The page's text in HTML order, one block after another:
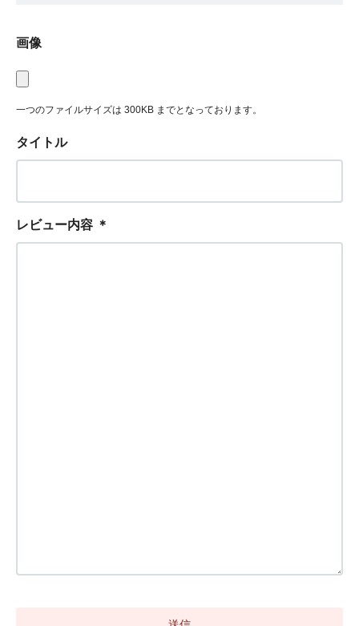
画像
一つのファイルサイズは 300KB までとなっております。
タイトル
レビュー内容 ＊